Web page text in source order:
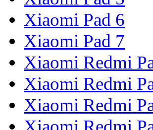
Xiaomi Pad 6
Xiaomi Pad 7
Xiaomi Redmi
Xiaomi Redmi
Xiaomi Redmi